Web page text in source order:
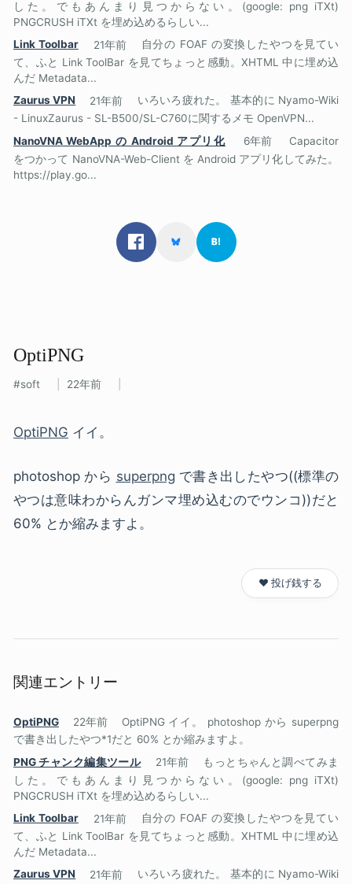
した。でもあんまり見つからない。(google: png iTXt)
PNGCRUSH iTXt を埋め込めるらしい...
Link Toolbar
21年前
自分の FOAF の変換したやつを見てい
て、ふと Link ToolBar を見てちょっと感動。XHTML 中に埋め込
んだ Metadata...
Zaurus VPN
21年前
いろいろ疲れた。 基本的に Nyamo-Wiki
- LinuxZaurus - SL-B500/SL-C760に関するメモ OpenVPN...
NanoVNA WebApp の Android アプリ化
6年前
Capacitor
をつかって NanoVNA-Web-Client を Android アプリ化してみた。
https://play.go...
OptiPNG
soft 22年前
OptiPNG イイ。
photoshop から superpng で書き出したやつ((標準の
やつは意味わからんガンマ埋め込むのでウンコ))だと
60% とか縮みますよ。
❤️ 投げ銭する
関連エントリー
OptiPNG 22年前
OptiPNG イイ。 photoshop から superpng
で書き出したやつ*1だと 60% とか縮みますよ。
PNG チャンク編集ツール
21年前
もっとちゃんと調べてみま
した。でもあんまり見つからない。(google: png iTXt)
PNGCRUSH iTXt を埋め込めるらしい...
Link Toolbar
21年前
自分の FOAF の変換したやつを見てい
て、ふと Link ToolBar を見てちょっと感動。XHTML 中に埋め込
んだ Metadata...
Zaurus VPN
21年前
いろいろ疲れた。 基本的に Nyamo-Wiki